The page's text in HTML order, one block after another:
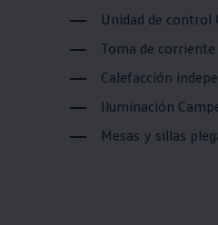
Unidad de control
Toma de
Calefacción
Iluminación
Mesas y sillas